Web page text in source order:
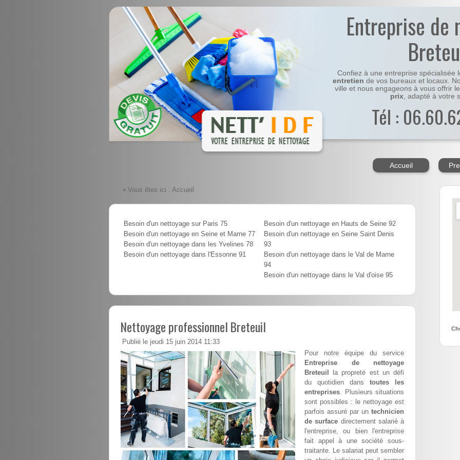
Entreprise de
Confiez à une entreprise spécialisée
entretien de vos bureaux et locaux.
ville et nous engageons à vous offrir le
prix, adapté à votre
Tél :
Accueil
• Vous êtes ici : Accueil
Besoin d'un nettoyage sur Paris 75
Besoin d'un nettoyage en Seine et Marne 77
Besoin d'un nettoyage dans les Yvelines 78
Besoin d'un nettoyage dans l'Essonne 91
Besoin d'un nettoyage en Hauts de Seine 92
Besoin d'un nettoyage en Seine Saint Denis
93
Besoin d'un nettoyage dans le Val de Marne
94
Besoin d'un nettoyage dans le Val d'oise 95
Nettoyage professionnel Breteuil
Publié le jeudi 15 juin 2014 11:33
Pour notre équipe du service
Entreprise de nettoyage
Breteuil
la propreté est un défi
du quotidien dans toutes les
entreprises. Plusieurs situations
sont possibles : le nettoyage est
parfois assuré par un technicien
de surface directement salarié à
l'entreprise, ou bien l'entreprise
fait appel à une société sous-
traitante. Le salariat peut sembler